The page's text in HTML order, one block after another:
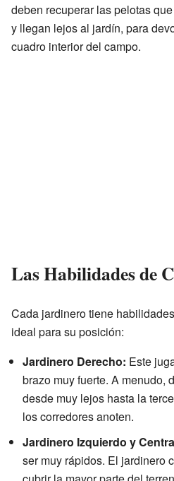
deben recuperar las pelotas
y llegan lejos al jardín, para
cuadro interior del campo.
Las Habilidades de
Cada jardinero tiene
ideal para su posición:
Jardinero Derecho: Este
brazo muy fuerte. A menudo,
desde muy lejos hasta la
los corredores anoten.
Jardinero Izquierdo y
ser muy rápidos. El jardinero